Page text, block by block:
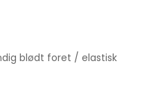
blødt foret / elastisk